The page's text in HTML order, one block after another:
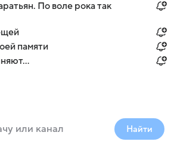
По воле рока так
памяти
Найти